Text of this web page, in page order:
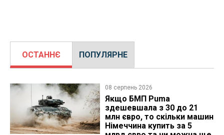
ОСТАННЄ ПОПУЛЯРНЕ
08 серпень 2026
Якщо БМП Puma
здешевшала з 30 до 21
млн євро, то скільки машин
Німеччина купить за 5